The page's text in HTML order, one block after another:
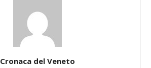
Cronaca del Veneto